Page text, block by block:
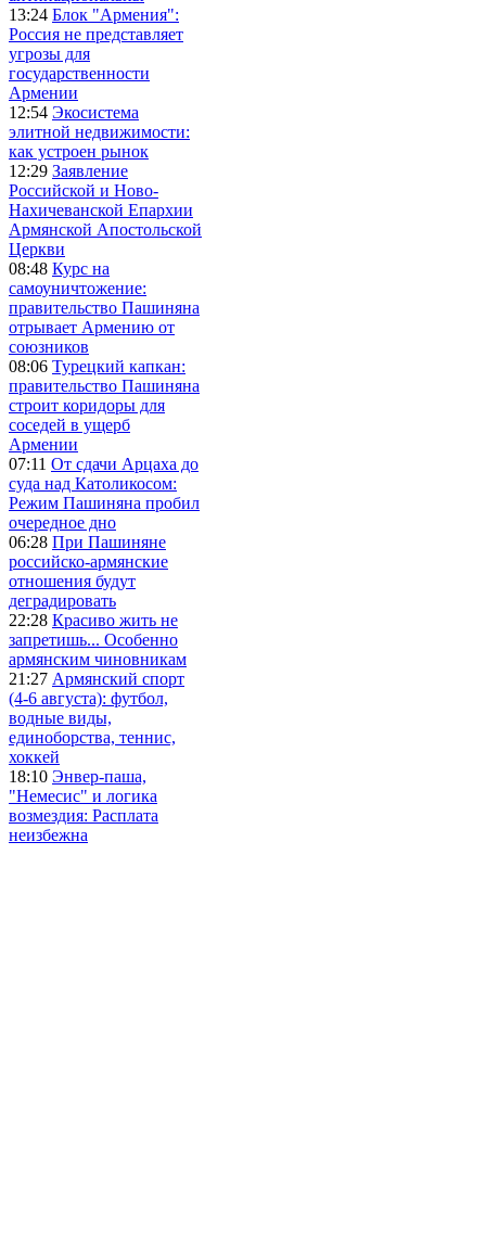
13:24 Блок "Армения":
Россия не представляет
угрозы для
государственности
Армении
12:54 Экосистема
элитной недвижимости:
как устроен рынок
12:29 Заявление
Российской и Ново-
Нахичеванской Епархии
Армянской Апостольской
Церкви
08:48 Курс на
самоуничтожение:
правительство Пашиняна
отрывает Армению от
союзников
08:06 Турецкий капкан:
правительство Пашиняна
строит коридоры для
соседей в ущерб
Армении
07:11 От сдачи Арцаха до
суда над Католикосом:
Режим Пашиняна пробил
очередное дно
06:28 При Пашиняне
российско-армянские
отношения будут
деградировать
22:28 Красиво жить не
запретишь... Особенно
армянским чиновникам
21:27 Армянский спорт
(4-6 августа): футбол,
водные виды,
единоборства, теннис,
хоккей
18:10 Энвер-паша,
"Немесис" и логика
возмездия: Расплата
неизбежна